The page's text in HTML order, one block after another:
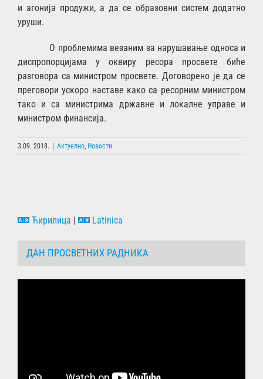
и агонија продужи, а да се образовни систем додатно
уруши.
О проблемима везаним за нарушавање односа и
диспропорцијама у оквиру ресора просвете биће
разговора са министром просвете. Договорено је да се
преговори ускоро наставе како са ресорним министром
тако и са министрима државне и локалне управе и
министром финансија.
3.09. 2018. | Актуелно Новости
Ћирилица | Latinica
ДАН ПРОСВЕТНИХ РАДНИКА